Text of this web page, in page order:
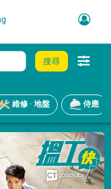
搜尋
維修 · 地盤 侍應